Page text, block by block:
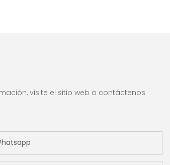
visite el sitio web o contáctenos